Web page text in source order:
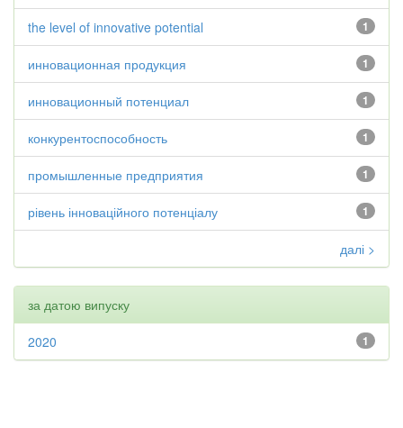
1
the level of innovative potential
1
инновационная продукция
1
инновационный потенциал
1
конкурентоспособность
1
промышленные предприятия
1
рівень інноваційного потенціалу
далі >
за датою випуску
1
2020